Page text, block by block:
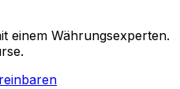
einem Währungsexperten.